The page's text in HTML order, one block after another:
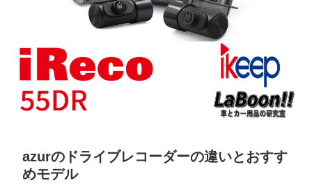
azurのドライブレコーダーの違いとおすす
めモデル